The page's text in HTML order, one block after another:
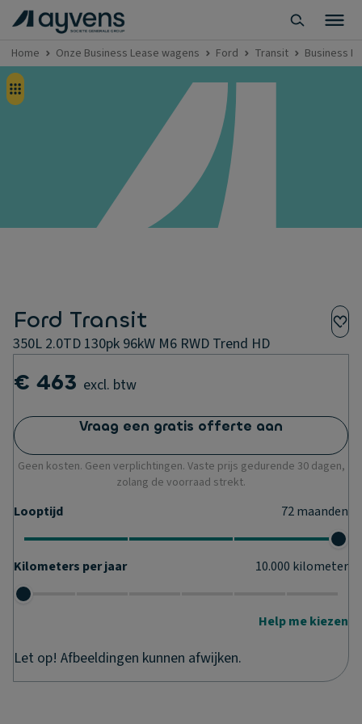
Home Onze Business Lease wagens Ford Transit Business
Ford Transit
350L 2.0TD 130pk 96kW M6 RWD Trend HD
€ 463 excl. btw
Vraag een gratis offerte aan
Geen kosten. Geen verplichtingen. Vaste prijs gedurende 30 dagen,
zolang de voorraad strekt.
Looptijd 72maanden
Kilometers per jaar 10.000 kilometer
Help me kiezen
Let op! Afbeeldingen kunnen afwijken.